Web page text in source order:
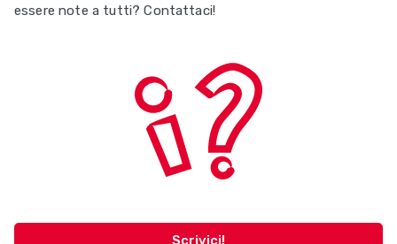
essere note a tutti? Contattaci!
Scrivici!